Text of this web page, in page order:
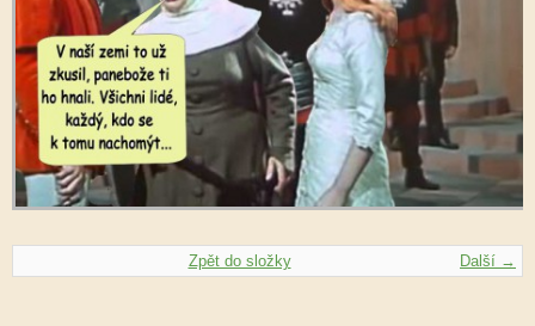
Další →
Zpět do složky